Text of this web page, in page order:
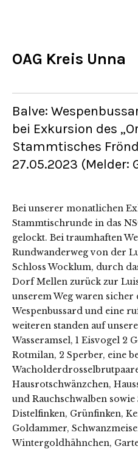
OAG Kreis Unna
Balve:
bei Exkursion des
Stammtisches
27.05.2023 (Melder:
Bei unserer monatlichen
Stammtischrunde in das
gelockt. Bei traumhaften
Rundwanderweg von der
Schloss Wocklum, durch
Dorf Mellen zurück zur
unserem Weg waren
Wespenbussard und eine
weiteren standen auf
Wasseramsel, 1 Eisvogel 2
Rotmilan, 2 Sperber, eine
Hausrotschwänzchen,
und Rauchschwalben
Distelfinken, Grünfinken,
Goldammer,
Wintergoldhähnchen,